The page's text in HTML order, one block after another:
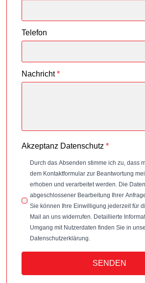
Telefon
Nachricht *
Akzeptanz Datenschutz *
Durch das Absenden stimme ich zu, dass
dem Kontaktformular zur Beantwortung
erhoben und verarbeitet werden. Die
abgeschlossener Bearbeitung Ihrer Anfrage
Sie können Ihre Einwilligung jederzeit für
Mail an uns widerrufen. Detaillierte
Umgang mit Nutzerdaten finden Sie in
Datenschutzerklärung.
SENDEN